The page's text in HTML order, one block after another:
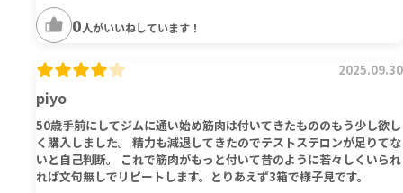
0人がいいねしています！
piyo
2025.09.30
50歳手前にしてジムに通い始め筋肉は付いてきたもののもう少し欲し
く購入しました。 精力も減退してきたのでテストステロンが足りてな
いと自己判断。 これで筋肉がもっと付いて昔のように若々しくいられ
れば文句無しでリピートします。とりあえず3箱で様子見です。